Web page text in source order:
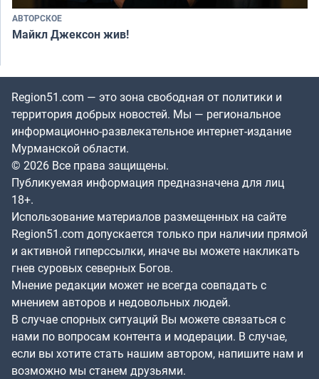
АВТОРСКОЕ
Майкл Джексон жив!
Region51.com — это зона свободная от политики и
территория добрых новостей. Мы — региональное
информационно-развлекательное интернет-издание
Мурманской области.
© 2026 Все права защищены.
Публикуемая информация предназначена для лиц
18+.
Использование материалов размещенных на сайте
Region51.com допускается только при наличии прямой
и активной гиперссылки, иначе вы можете накликать
гнев суровых северных Богов.
Мнение редакции может не всегда совпадать с
мнением авторов и недовольных людей.
В случае спорных ситуаций Вы можете связаться с
нами по вопросам контента и модерации. В случае,
если вы хотите стать нашим автором, напишите нам и
возможно мы станем друзьями.